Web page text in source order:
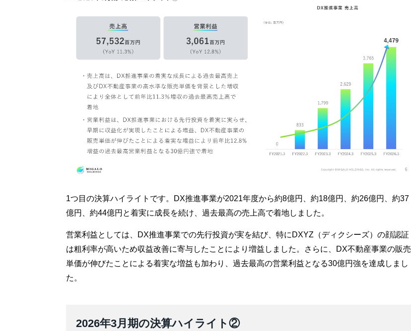
1つ目の決算ハイライトです。DX推進事業が2021年度から約8億円、約18億円、約26億円、約37
億円、約44億円と着実に成長を続け、過去最高の売上高で着地しました。
営業利益としては、DX推進事業での先行投資が実を結び、特にDXYZ（ディクシーズ）の顔認証
は粗利率が高いため収益改善に寄与したことにより増益しました。さらに、DX不動産事業の販売
単価が伸びたことによる着実な増益も加わり、過去最高の営業利益となる30億円強を達成しまし
た。
2026年3月期の決算ハイライト②